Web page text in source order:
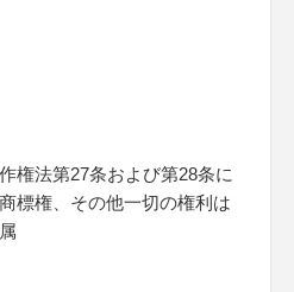
権法第27条および第28条に
標権、その他一切の権利は